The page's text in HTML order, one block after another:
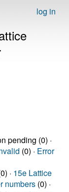
log in
pending (0) ·
(0) · Error
· 15e Lattice
numbers (0) ·